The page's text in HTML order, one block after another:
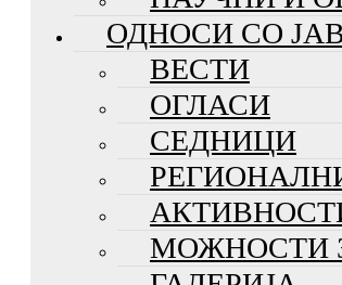
ОДНОСИ СО
ВЕСТИ
ОГЛАСИ
СЕДНИЦИ
МОЖНОСТИ